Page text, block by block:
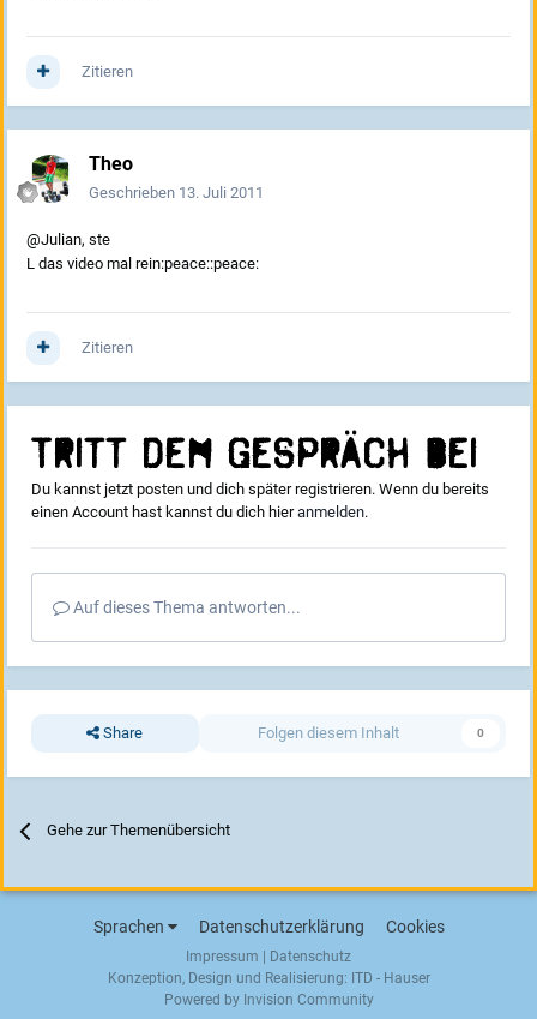
Zitieren
Theo
Geschrieben 13. Juli 2011
@Julian, ste
L das video mal rein:peace::peace:
Zitieren
Tritt dem Gespräch bei
Du kannst jetzt posten und dich später registrieren. Wenn du bereits
einen Account hast kannst du dich hieranmelden.
Auf dieses Thema antworten...
Share Folgen diesem Inhalt 0
Gehe zur Themenübersicht
Sprachen Datenschutzerklärung Cookies
Impressum
Datenschutz
Konzeption, Design und Realisierung: ITD - Hauser
Powered by Invision Community